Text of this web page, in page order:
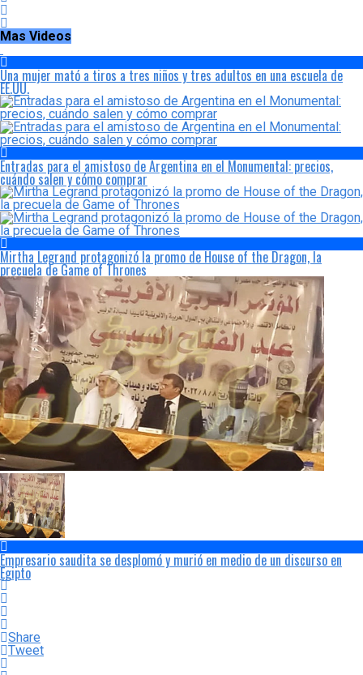
Mas Videos
Una mujer mató a tiros a tres niños y tres adultos en una escuela de
EE.UU.
Entradas para el amistoso de Argentina en el Monumental: precios,
cuándo salen y cómo comprar
Mirtha Legrand protagonizó la promo de House of the Dragon, la
precuela de Game of Thrones
Empresario saudita se desplomó y murió en medio de un discurso en
Egipto
Share
Tweet